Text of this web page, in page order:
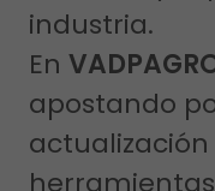
industria.
En
apostando